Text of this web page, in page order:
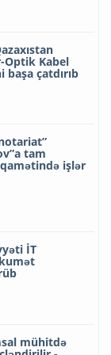
Optik Kabel
çatdırıb
tam
işlər
İT
mühitdə